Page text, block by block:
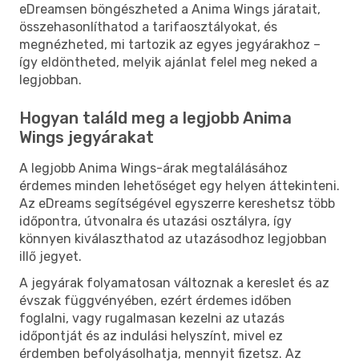
eDreamsen böngészheted a Anima Wings járatait,
összehasonlíthatod a tarifaosztályokat, és
megnézheted, mi tartozik az egyes jegyárakhoz –
így eldöntheted, melyik ajánlat felel meg neked a
legjobban.
Hogyan találd meg a legjobb Anima
Wings jegyárakat
A legjobb Anima Wings-árak megtalálásához
érdemes minden lehetőséget egy helyen áttekinteni.
Az eDreams segítségével egyszerre kereshetsz több
időpontra, útvonalra és utazási osztályra, így
könnyen kiválaszthatod az utazásodhoz legjobban
illő jegyet.
A jegyárak folyamatosan változnak a kereslet és az
évszak függvényében, ezért érdemes időben
foglalni, vagy rugalmasan kezelni az utazás
időpontját és az indulási helyszínt, mivel ez
érdemben befolyásolhatja, mennyit fizetsz. Az